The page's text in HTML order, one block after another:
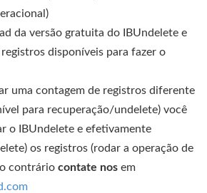
da versão gratuita do IBUndelete e
disponíveis para fazer o
uma contagem de registros diferente
para recuperação/undelete) você
o IBUndelete e efetivamente
os registros (rodar a operação de
contrário contate nos em